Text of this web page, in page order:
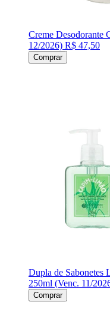
Creme Desodorante
12/2026) R$ 47,50
Comprar
Dupla de Sabonetes
250ml (Venc. 11/
Comprar